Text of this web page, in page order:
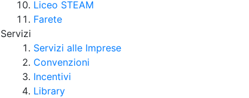
Liceo STEAM
Farete
Servizi
Servizi alle Imprese
Convenzioni
Incentivi
Library